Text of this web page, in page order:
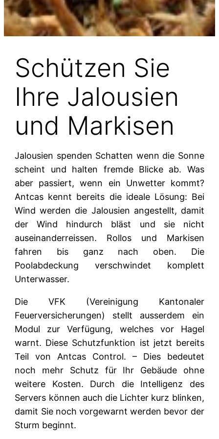
Schützen Sie
Ihre Jalousien
und Markisen
Jalousien spenden Schatten wenn die Sonne
scheint und halten fremde Blicke ab. Was
aber passiert, wenn ein Unwetter kommt?
Antcas kennt bereits die ideale Lösung: Bei
Wind werden die Jalousien angestellt, damit
der Wind hindurch bläst und sie nicht
auseinanderreissen. Rollos und Markisen
fahren bis ganz nach oben. Die
Poolabdeckung verschwindet komplett
Unterwasser.
Die VFK (Vereinigung Kantonaler
Feuerversicherungen) stellt ausserdem ein
Modul zur Verfügung, welches vor Hagel
warnt. Diese Schutzfunktion ist jetzt bereits
Teil von Antcas Control. – Dies bedeutet
noch mehr Schutz für Ihr Gebäude ohne
weitere Kosten. Durch die Intelligenz des
Servers können auch die Lichter kurz blinken,
damit Sie noch vorgewarnt werden bevor der
Sturm beginnt.